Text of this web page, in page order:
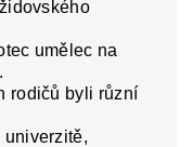
umělec na
rodičů byli různí
univerzitě,